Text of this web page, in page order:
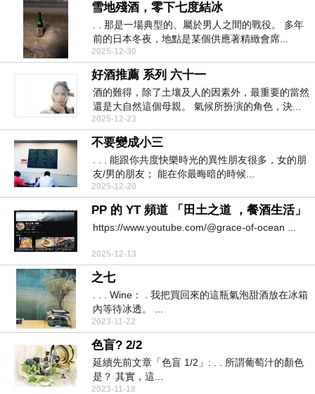
雪地殘酒，零下七度結冰
. . 那是一場典型的、屬於男人之間的戰役。 多年
前的日本冬夜，地點是某個供應著精緻會席...
2025-12-30
好酒推薦 系列 六十一
酒的難得，除了土壤及人的因素外，最重要的當然
還是大自然這個母親。 氣候所扮演的角色，決...
2025-12-23
不要變成小三
. . . 能跟你共度快樂時光的異性朋友很多，女的朋
友/男的朋友； 能在你最晦暗的時候...
2025-12-20
PP 的 YT 頻道 「田土之道 ，餐酒生活」
https://www.youtube.com/@grace-of-ocean ...
2025-12-13
之七
. . . Wine： . 我把買回來的這瓶氣泡甜酒放在冰箱
內等待冰透。 ...
2023-11-22
色盲? 2/2
延續先前文章「色盲 1/2」: . . 所謂葡萄汁的顏色
是？ 其實，這...
2023-11-18